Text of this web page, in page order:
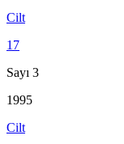
Cilt
17
Sayı 3
1995
Cilt